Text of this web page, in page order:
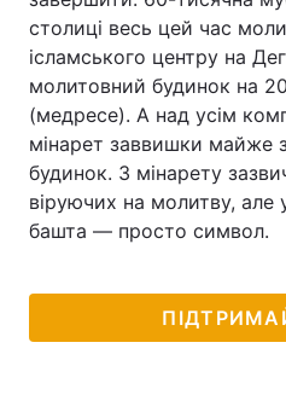
Техно і зв'язок
Зброя
Здоров'я
Цікавинки
Екологія
столиці весь цей час
ісламського центру на
молитовний будинок на
(медресе). А над усім
мінарет заввишки майже
будинок. З мінарету
віруючих на молитву, але
башта — просто символ.